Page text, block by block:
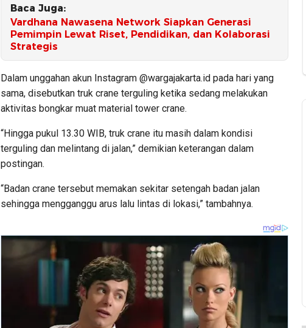
Baca Juga:
Vardhana Nawasena Network Siapkan Generasi
Pemimpin Lewat Riset, Pendidikan, dan Kolaborasi
Strategis
Dalam unggahan akun Instagram @wargajakarta.id pada hari yang
sama, disebutkan truk crane terguling ketika sedang melakukan
aktivitas bongkar muat material tower crane.
“Hingga pukul 13.30 WIB, truk crane itu masih dalam kondisi
terguling dan melintang di jalan,” demikian keterangan dalam
postingan.
“Badan crane tersebut memakan sekitar setengah badan jalan
sehingga mengganggu arus lalu lintas di lokasi,” tambahnya.